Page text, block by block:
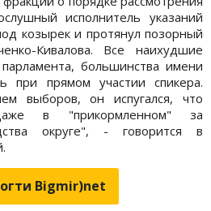
исполнитель указаний
козырек и протянул позорный
Кивалова. Все наихудшие
большинства имени
при прямом участии спикера.
выборов, он испугался, что
в "прикормленном" за
округе", - говорится в
Bigmir)net